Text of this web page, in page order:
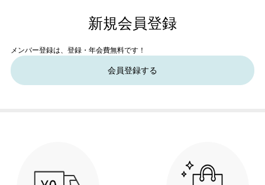
新規会員登録
メンバー登録は、登録・年会費無料です！
会員登録する